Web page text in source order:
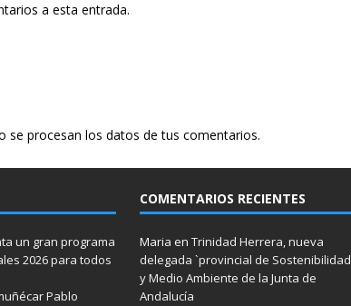
a esta entrada.
se procesan los datos de tus comentarios.
un gran programa
2026 para todos
Pablo
COMENTARIOS RECIENTES
Maria en Trinidad Herrera, nueva
delegada `provincial de Sostenibilidad
y Medio Ambiente de la Junta de
Andalucía